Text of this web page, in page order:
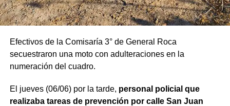
Efectivos de la Comisaría 3° de General Roca
secuestraron una moto con adulteraciones en la
numeración del cuadro.
El jueves (06/06) por la tarde, personal policial que
realizaba tareas de prevención por calle San Juan